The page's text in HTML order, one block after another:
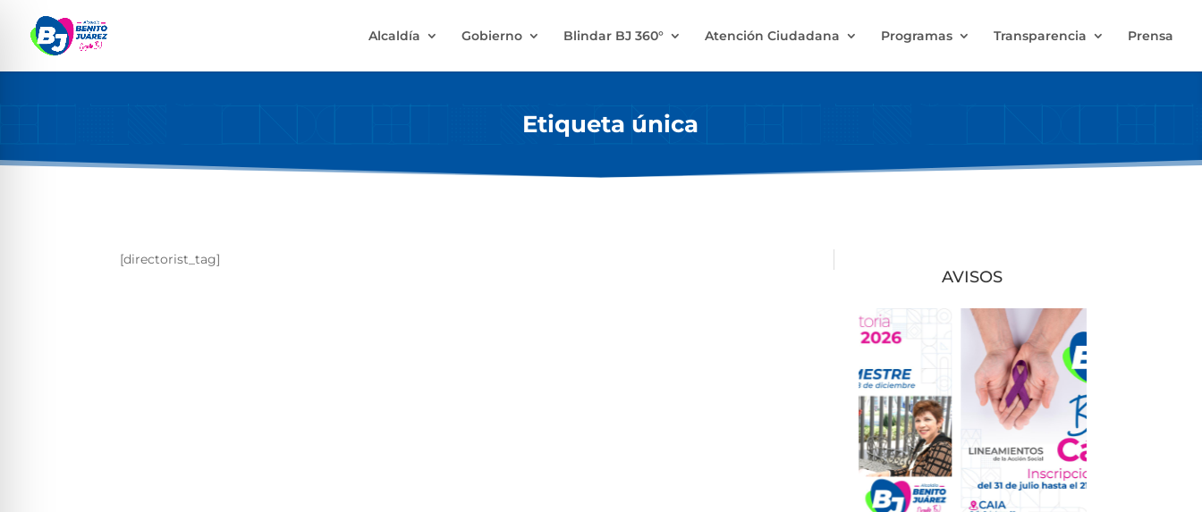
Alcaldía Gobierno Blindar BJ 360° Atención Ciudadana Programas Transparencia Prensa
Etiqueta única
[directorist_tag]
AVISOS